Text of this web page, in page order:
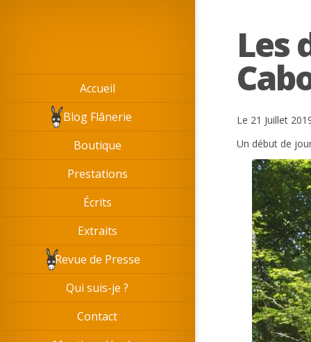
Accueil
Blog Flânerie
Boutique
Prestations
Écrits
Extraits
Revue de Presse
Qui suis-je ?
Contact
Les
Le 21 Juillet
Un début de